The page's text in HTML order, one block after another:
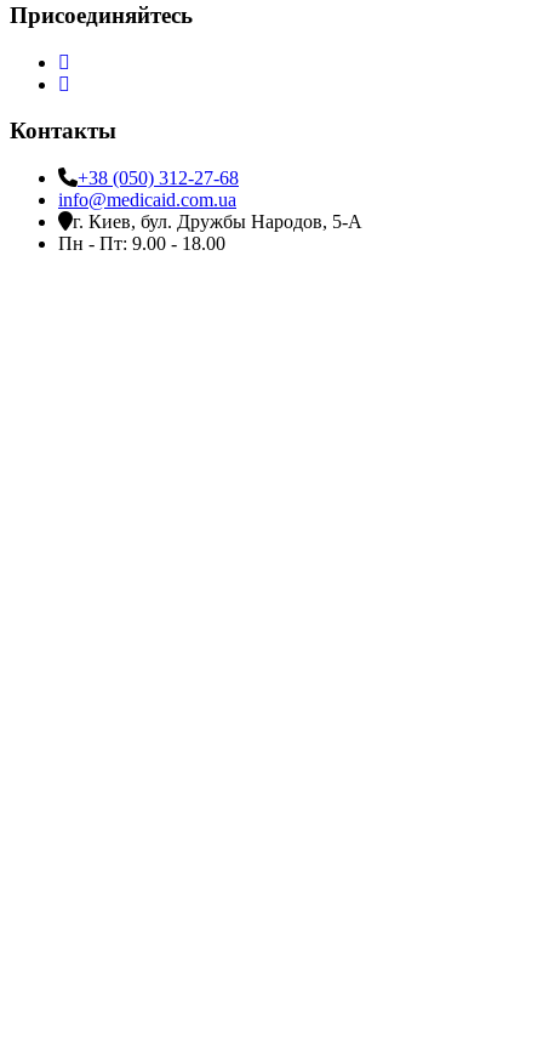
Присоединяйтесь
Контакты
+38 (050) 312-27-68
info@medicaid.com.ua
г. Киев, бул. Дружбы Народов, 5-А
Пн - Пт: 9.00 - 18.00